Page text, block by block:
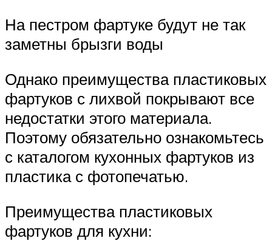
На пестром фартуке будут не так
заметны брызги воды
Однако преимущества пластиковых
фартуков с лихвой покрывают все
недостатки этого материала.
Поэтому обязательно ознакомьтесь
с каталогом кухонных фартуков из
пластика с фотопечатью.
Преимущества пластиковых
фартуков для кухни: